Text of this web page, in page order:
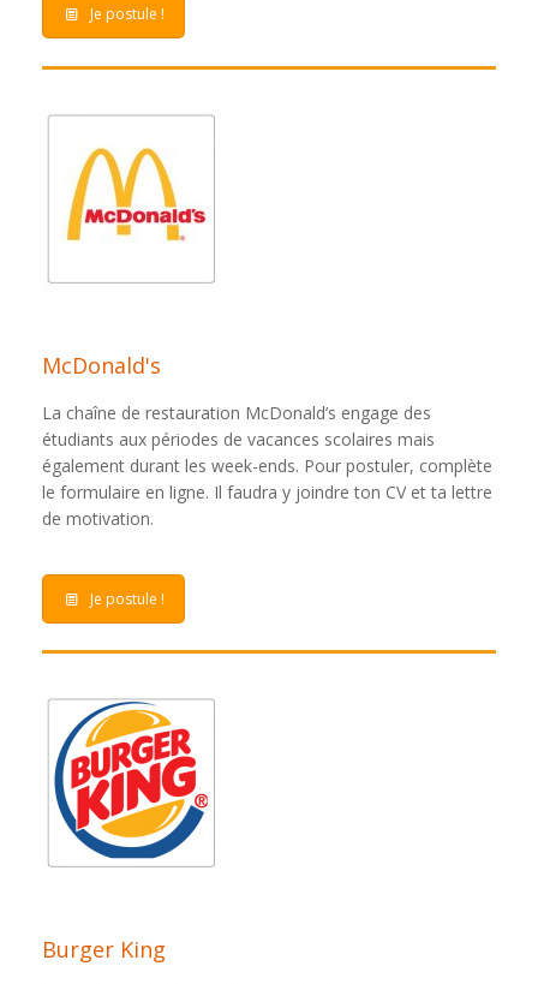
Je postule !
McDonald's
La chaîne de restauration McDonald’s engage des
étudiants aux périodes de vacances scolaires mais
également durant les week-ends. Pour postuler, complète
le formulaire en ligne. Il faudra y joindre ton CV et ta lettre
de motivation.
Je postule !
Burger King